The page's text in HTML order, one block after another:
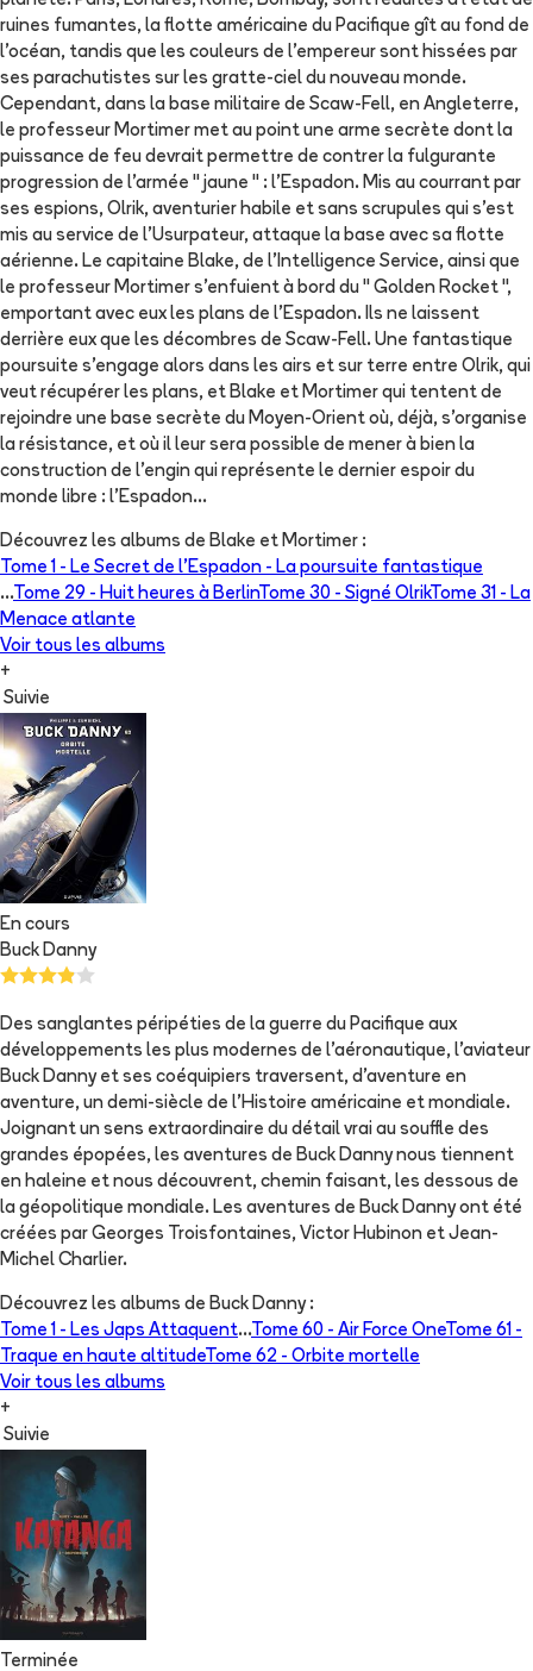
ruines fumantes, la flotte américaine du Pacifique gît au fond de
l'océan, tandis que les couleurs de l'empereur sont hissées par
ses parachutistes sur les gratte-ciel du nouveau monde.
Cependant, dans la base militaire de Scaw-Fell, en Angleterre,
le professeur Mortimer met au point une arme secrète dont la
puissance de feu devrait permettre de contrer la fulgurante
progression de l'armée " jaune " : l'Espadon. Mis au courrant par
ses espions, Olrik, aventurier habile et sans scrupules qui s'est
mis au service de l'Usurpateur, attaque la base avec sa flotte
aérienne. Le capitaine Blake, de l'Intelligence Service, ainsi que
le professeur Mortimer s'enfuient à bord du " Golden Rocket ",
emportant avec eux les plans de l'Espadon. Ils ne laissent
derrière eux que les décombres de Scaw-Fell. Une fantastique
poursuite s'engage alors dans les airs et sur terre entre Olrik, qui
veut récupérer les plans, et Blake et Mortimer qui tentent de
rejoindre une base secrète du Moyen-Orient où, déjà, s'organise
la résistance, et où il leur sera possible de mener à bien la
construction de l'engin qui représente le dernier espoir du
monde libre : l'Espadon...
Découvrez les albums de Blake et Mortimer :
Tome 1 - Le Secret de l'Espadon - La poursuite fantastique
...Tome 29 - Huit heures à BerlinTome 30 - Signé OlrikTome 31 - La
Menace atlante
Voir tous les albums
+
Suivie
En cours
Buck Danny
Des sanglantes péripéties de la guerre du Pacifique aux
développements les plus modernes de l'aéronautique, l'aviateur
Buck Danny et ses coéquipiers traversent, d'aventure en
aventure, un demi-siècle de l'Histoire américaine et mondiale.
Joignant un sens extraordinaire du détail vrai au souffle des
grandes épopées, les aventures de Buck Danny nous tiennent
en haleine et nous découvrent, chemin faisant, les dessous de
la géopolitique mondiale. Les aventures de Buck Danny ont été
créées par Georges Troisfontaines, Victor Hubinon et Jean-
Michel Charlier.
Découvrez les albums de Buck Danny:
Tome 1 - Les Japs Attaquent...Tome 60 - Air Force OneTome 61 -
Traque en haute altitudeTome 62 - Orbite mortelle
Voir tous les albums
+
Suivie
Terminée